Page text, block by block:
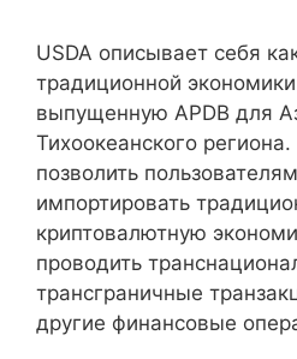
USDA описывает себя
традиционной
выпущенную APDB для
Тихоокеанского
позволить
импортировать
криптовалютную
проводить
трансграничные
другие финансовые